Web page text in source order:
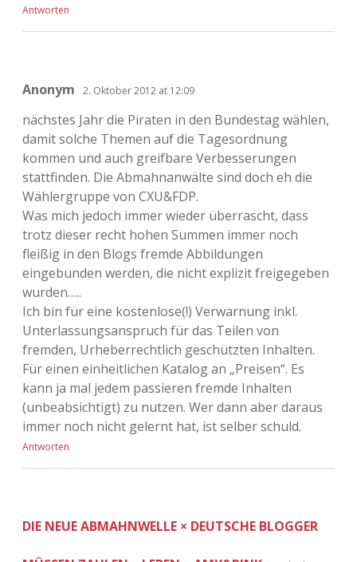
Antworten
Anonym 2. Oktober 2012 at 12:09
nächstes Jahr die Piraten in den Bundestag wählen,
damit solche Themen auf die Tagesordnung
kommen und auch greifbare Verbesserungen
stattfinden. Die Abmahnanwälte sind doch eh die
Wählergruppe von CXU&FDP.
Was mich jedoch immer wieder überrascht, dass
trotz dieser recht hohen Summen immer noch
fleißig in den Blogs fremde Abbildungen
eingebunden werden, die nicht explizit freigegeben
wurden…..
Ich bin für eine kostenlose(!) Verwarnung inkl.
Unterlassungsanspruch für das Teilen von
fremden, Urheberrechtlich geschützten Inhalten.
Für einen einheitlichen Katalog an „Preisen“. Es
kann ja mal jedem passieren fremde Inhalten
(unbeabsichtigt) zu nutzen. Wer dann aber daraus
immer noch nicht gelernt hat, ist selber schuld.
Antworten
DIE NEUE ABMAHNWELLE × DEUTSCHE BLOGGER